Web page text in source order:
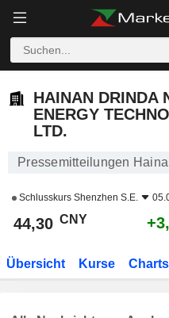
HAINAN DRINDA
ENERGY
LTD.
Pressemitteilungen
Schlusskurs Shenzhen S.E.
44,30 CNY
Übersicht Kurse Charts